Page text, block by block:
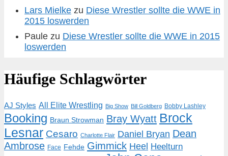
Lars Mielke zu Diese Wrestler sollte die WWE in
2015 loswerden
Paule zu Diese Wrestler sollte die WWE in 2015
loswerden
Häufige Schlagwörter
AJ Styles All Elite Wrestling Big Show Bill Goldberg Bobby Lashley
Booking Braun Strowman Bray Wyatt Brock
Lesnar Cesaro Charlotte Flair Daniel Bryan Dean
Ambrose Face Fehde Gimmick Heel Heelturn